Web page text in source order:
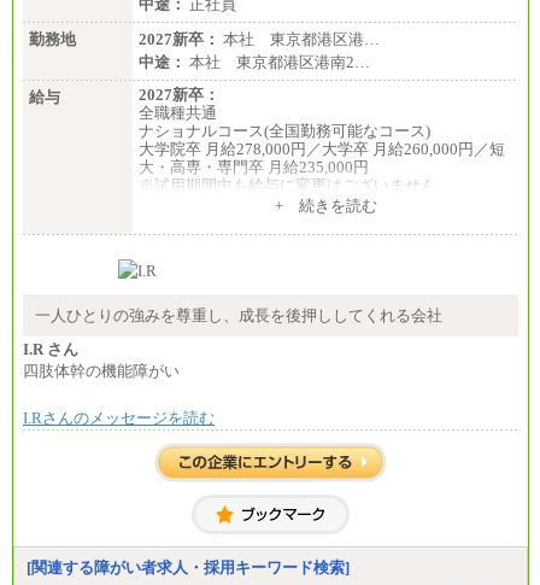
中途：
正社員
勤務地
2027新卒： 本社 東京都港区港…
中途： 本社 東京都港区港南2…
給与
2027新卒：
全職種共通
ナショナルコース(全国勤務可能なコース)
大学院卒 月給278,000円／大学卒 月給260,000円／短
大・高専・専門卒 月給235,000円
※試用期間中も給与に変更はございません
大学院卒 月給264,000円／大学卒 月給250,000円／短
※試用期間中も給与に変更はございません
月給：250,000円～400,000円
+ 続きを読む
一人ひとりの強みを尊重し、成長を後押ししてくれる会社
I.R さん
四肢体幹の機能障がい
I.Rさんのメッセージを読む
[関連する障がい者求人・採用キーワード検索]